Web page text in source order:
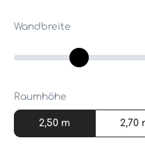
Wandbreite
Raumhöhe
2,50 m 2,70